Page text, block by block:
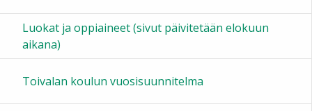
15:00
16:00
Luokat ja oppiaineet (sivut päivitetään elokuun
aikana)
Toivalan koulun vuosisuunnitelma